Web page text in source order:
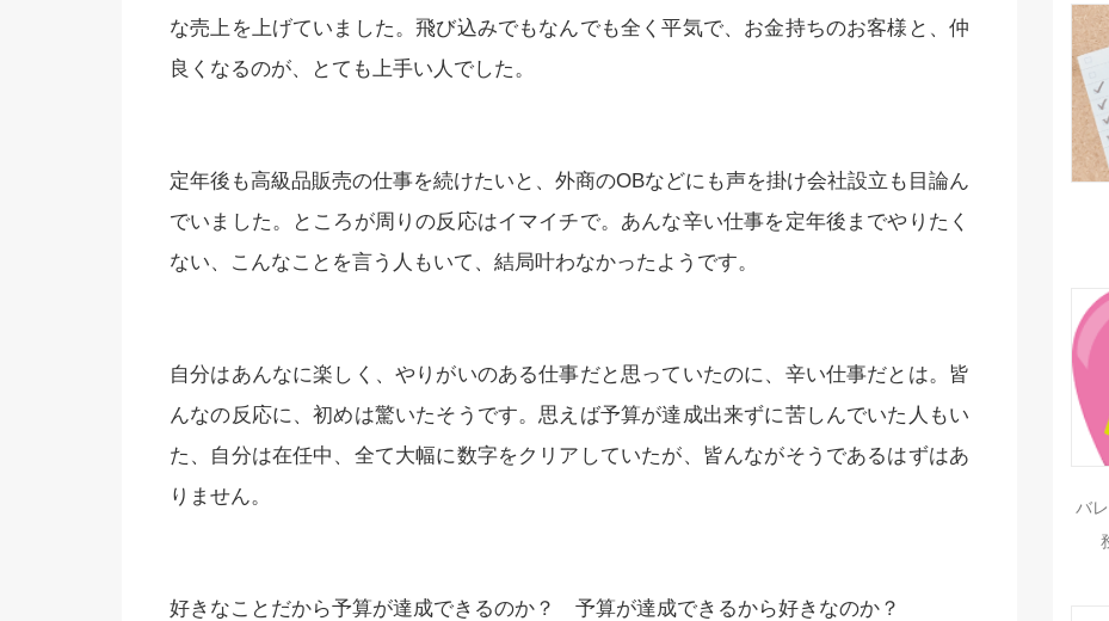
な売上を上げていました。飛び込みでもなんでも全く平気で、お金持ちのお客様と、仲
良くなるのが、とても上手い人でした。
定年後も高級品販売の仕事を続けたいと、外商のOBなどにも声を掛け会社設立も目論ん
でいました。ところが周りの反応はイマイチで。あんな辛い仕事を定年後までやりたく
ない、こんなことを言う人もいて、結局叶わなかったようです。
自分はあんなに楽しく、やりがいのある仕事だと思っていたのに、辛い仕事だとは。皆
んなの反応に、初めは驚いたそうです。思えば予算が達成出来ずに苦しんでいた人もい
た、自分は在任中、全て大幅に数字をクリアしていたが、皆んながそうであるはずはあ
りません。
好きなことだから予算が達成できるのか？ 予算が達成できるから好きなのか？
バ